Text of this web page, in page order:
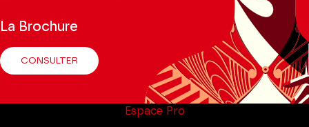
La Brochure
CONSULTER
Espace Pro